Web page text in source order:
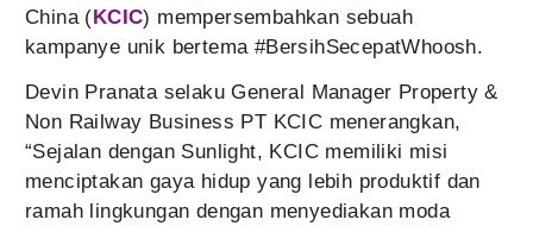
China (KCIC) mempersembahkan sebuah
kampanye unik bertema #BersihSecepatWhoosh.
Devin Pranata selaku General Manager Property &
Non Railway Business PT KCIC menerangkan,
“Sejalan dengan Sunlight, KCIC memiliki misi
menciptakan gaya hidup yang lebih produktif dan
ramah lingkungan dengan menyediakan moda